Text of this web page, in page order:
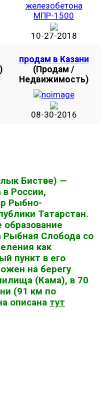
10-27-2018
продам в Казани
(Продам /
Недвижимость)
08-30-2016
Бистәсе) —
в России,
Рыбно-
Татарстан.
Рыбная Слобода со
как
пункт в его
на берегу
(Кама), в 70
(91 км по
описана тут